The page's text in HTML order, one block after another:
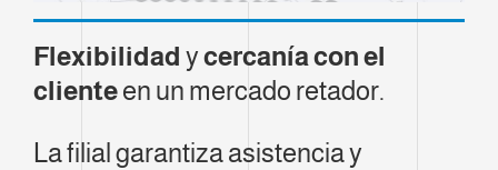
Flexibilidad ycercanía con el
clienteen un mercado retador.
La filial garantiza asistencia y